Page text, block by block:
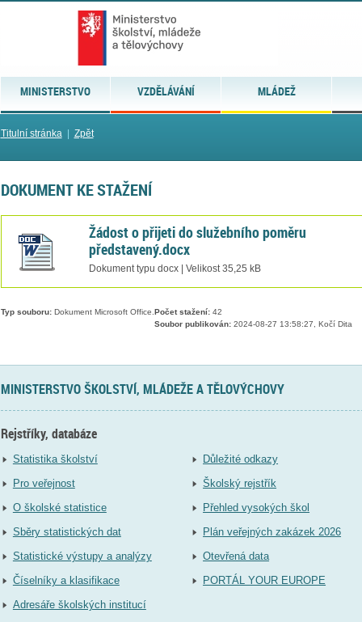
MINISTERSTVO VZDĚLÁVÁNÍ MLÁDEŽ
Titulní stránka| Zpět
DOKUMENT KE STAŽENÍ
Žádost o přijeti do služebního poměru
představený.docx
Dokument typu docx | Velikost 35,25 kB
Typ souboru:Dokument Microsoft Office. Počet stažení:42
Soubor publikován:2024-08-27 13:58:27, Kočí Dita
MINISTERSTVO ŠKOLSTVÍ, MLÁDEŽE A TĚLOVÝCHOVY
Rejstříky, databáze
Statistika školství
Pro veřejnost
O školské statistice
Sběry statistických dat
Statistické výstupy a analýzy
Číselníky a klasifikace
Adresáře školských institucí
Důležité odkazy
Školský rejstřík
Přehled vysokých škol
Plán veřejných zakázek 2026
Otevřená data
PORTÁL YOUR EUROPE